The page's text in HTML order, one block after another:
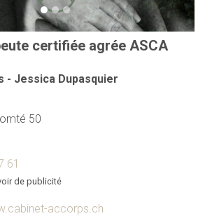
certifiée agrée ASCA
- Jessica Dupasquier
50
61
de publicité
accorps.ch